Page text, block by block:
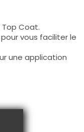
Coat.
vous faciliter le
une application